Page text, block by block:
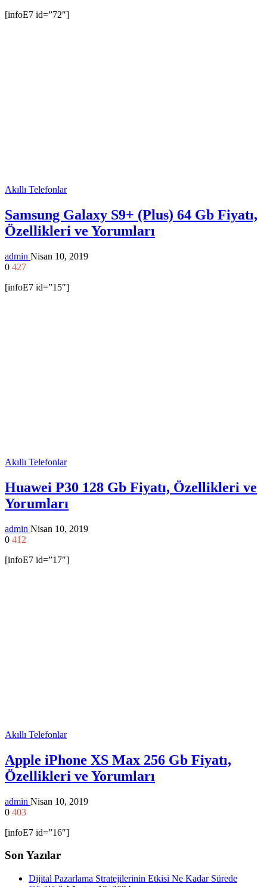
[infoE7 id=”72″]
Akıllı Telefonlar
Samsung Galaxy S9+ (Plus) 64 Gb Fiyatı,
Özellikleri ve Yorumları
admin Nisan 10, 2019
0 427
[infoE7 id=”15″]
Akıllı Telefonlar
Huawei P30 128 Gb Fiyatı, Özellikleri ve
Yorumları
admin Nisan 10, 2019
0 412
[infoE7 id=”17″]
Akıllı Telefonlar
Apple iPhone XS Max 256 Gb Fiyatı,
Özellikleri ve Yorumları
admin Nisan 10, 2019
0 403
[infoE7 id=”16″]
Son Yazılar
Dijital Pazarlama Stratejilerinin Etkisi Ne Kadar Sürede